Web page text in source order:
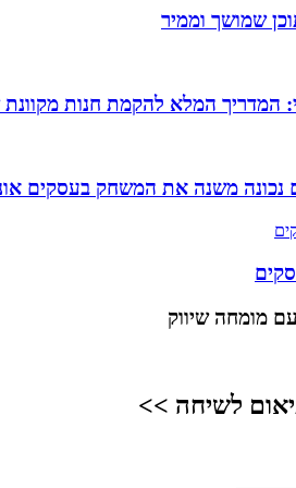
שמושך וממיר
המדריך המלא להקמת חנות
נכונה משנה את המשחק בעסקים
מומחה שיווק
לשיחה >>